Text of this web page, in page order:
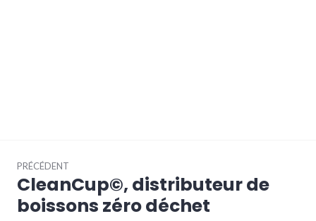
de
l’article
PRÉCÉDENT
Article
précédent :
CleanCup©, distributeur de
boissons zéro déchet